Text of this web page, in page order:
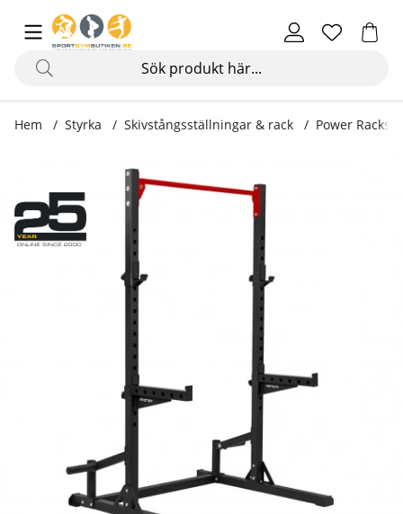
Hem Styrka Skivstångsställningar & rack Power Racks
Produktbilder Power Rack XT4.6